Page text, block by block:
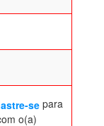
separa
o(a)